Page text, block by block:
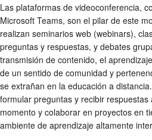
Las plataformas de videoconferencia,
Microsoft Teams, son el pilar de este
realizan seminarios web (webinars),
preguntas y respuestas, y debates
transmisión de contenido, el
de un sentido de comunidad y
se extrañan en la educación a
formular preguntas y recibir
momento y colaborar en proyectos en
ambiente de aprendizaje altamente